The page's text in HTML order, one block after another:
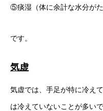
⑤痰湿（体に余計な水分がた
です。
気虚
気虚では、手足が特に冷え
は冷えていないことが多い